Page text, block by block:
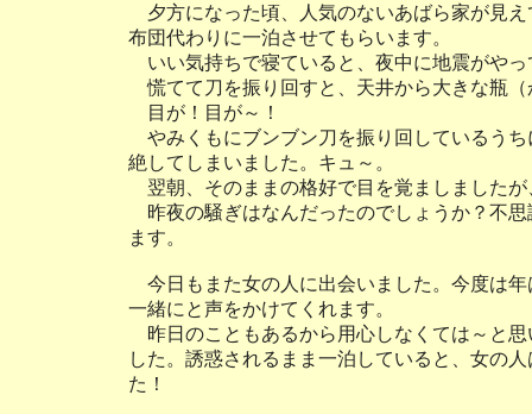
夕方になった頃、人気のないあばら家が見
布団代わりに一泊させてもらいます。
いい気持ちで寝ていると、夜中に地震がやっ
慌てて刀を振り回すと、天井から大きな瓶
目が！目が～！
やみくもにブンブン刀を振り回しているう
絶してしまいました。キュ～。
翌朝、そのままの格好で目を覚ましましたが
昨夜の騒ぎはなんだったのでしょうか？不
ます。
今日もまた女の人に出会いました。今度は
一緒にと声をかけてくれます。
昨日のこともあるから用心しなくては～と
した。誘惑されるまま一泊していると、女の
た！